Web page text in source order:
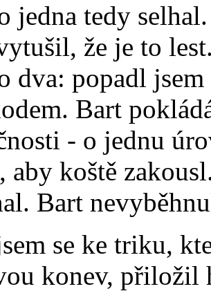
jedna tedy
že je to
dva: popadl jsem
Bart
- o jednu
aby koště
Bart
se ke triku,
konev, přiložil